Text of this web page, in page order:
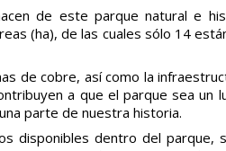
de este parque natural e
(ha), de las cuales sólo 14
de cobre, así como la
a que el parque sea
parte de nuestra historia.
disponibles dentro del parque,